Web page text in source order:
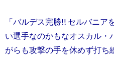
「バルデス完勝!! セルバニ
い選手なのかもなオスカル・
がらも攻撃の手を休めず打ち